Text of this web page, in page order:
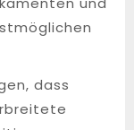
dass